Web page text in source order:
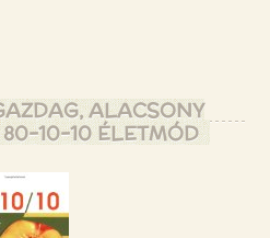
ALACSONY
10-10 ÉLETMÓD